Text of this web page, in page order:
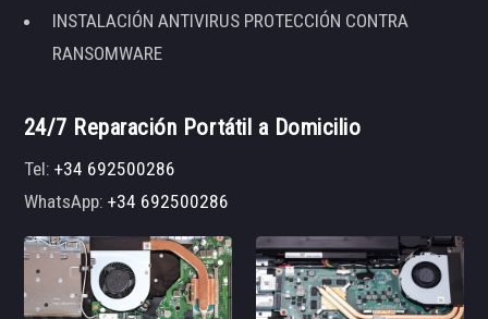
INSTALACIÓN ANTIVIRUS PROTECCIÓN CONTRA
RANSOMWARE
24/7 Reparación Portátil a Domicilio
Tel:+34 692500286
WhatsApp:+34 692500286